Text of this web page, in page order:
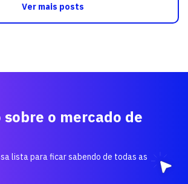
Ver mais posts
o mercado de
lista para ficar sabendo de todas as